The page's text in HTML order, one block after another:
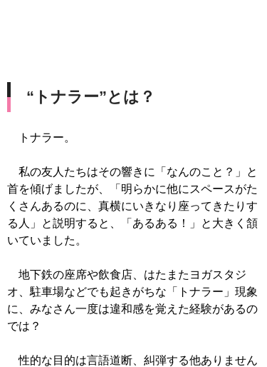
“トナラー”とは？
トナラー。
私の友人たちはその響きに「なんのこと？」と
首を傾げましたが、「明らかに他にスペースがた
くさんあるのに、真横にいきなり座ってきたりす
る人」と説明すると、「あるある！」と大きく頷
いていました。
地下鉄の座席や飲食店、はたまたヨガスタジ
オ、駐車場などでも起きがちな「トナラー」現象
に、みなさん一度は違和感を覚えた経験があるの
では？
性的な目的は言語道断、糾弾する他ありません